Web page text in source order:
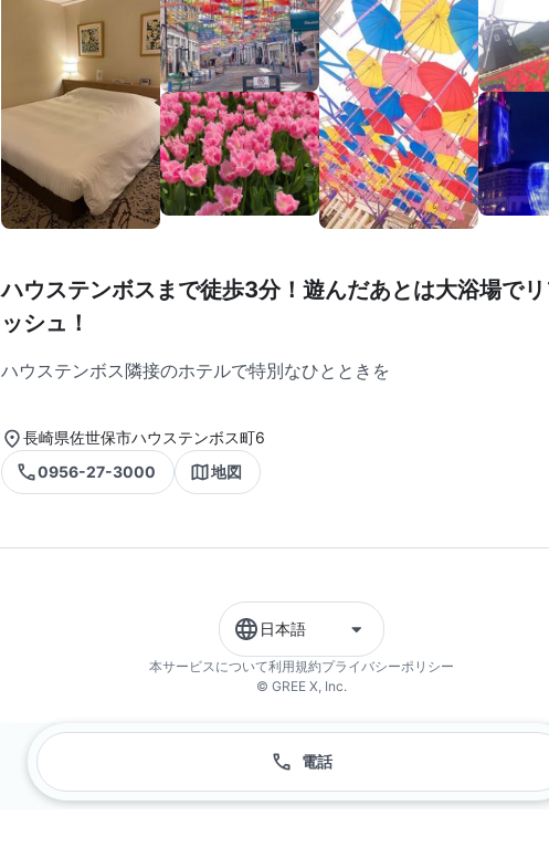
ハウステンボスまで徒歩3分！遊んだあとは大浴場で
ッシュ！
ハウステンボス隣接のホテルで特別なひとときを
長崎県佐世保市ハウステンボス町6
0956-27-3000
地図
日本語
本サービスについて利用規約プライバシーポリシー
© GREE X, Inc.
電話